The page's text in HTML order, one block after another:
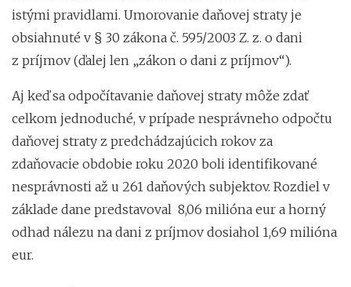
istými pravidlami. Umorovanie daňovej straty je
obsiahnuté v § 30 zákona č. 595/2003 Z. z. o dani
z príjmov (ďalej len „zákon o dani z príjmov“).
Aj keď sa odpočítavanie daňovej straty môže zdať
celkom jednoduché, v prípade nesprávneho odpočtu
daňovej straty z predchádzajúcich rokov za
zdaňovacie obdobie roku 2020 boli identifikované
nesprávnosti až u 261 daňových subjektov. Rozdiel v
základe dane predstavoval 8,06 milióna eur a horný
odhad nálezu na dani z príjmov dosiahol 1,69 milióna
eur.